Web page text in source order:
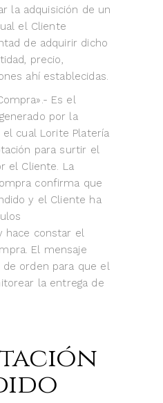
la adquisición de un
el Cliente
de adquirir dicho
precio,
ahí establecidas.
Es el
por la
cual Lorite Platería
para surtir el
el Cliente. La
confirma que
y el Cliente ha
hace constar el
El mensaje
orden para que el
la entrega de